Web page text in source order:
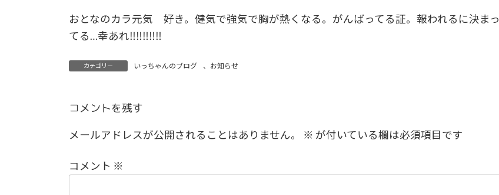
おとなのカラ元気 好き。健気で強気で胸が熱くなる。がんばってる証。報われるに決まっ
てる…幸あれ‼‼‼‼‼
カテゴリー いっちゃんのブログ 、 お知らせ
コメントを残す
メールアドレスが公開されることはありません。 ※ が付いている欄は必須項目です
コメント ※